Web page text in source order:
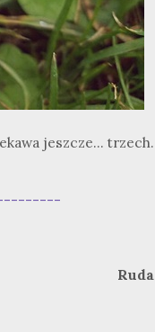
jeszcze... trzech.
Ruda